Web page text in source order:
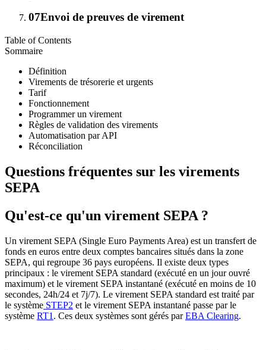
07Envoi de preuves de virement
Table of Contents
Sommaire
Définition
Virements de trésorerie et urgents
Tarif
Fonctionnement
Programmer un virement
Règles de validation des virements
Automatisation par API
Réconciliation
Questions fréquentes sur les virements
SEPA
Qu'est-ce qu'un virement SEPA ?
Un virement SEPA (Single Euro Payments Area) est un transfert de
fonds en euros entre deux comptes bancaires situés dans la zone
SEPA, qui regroupe 36 pays européens. Il existe deux types
principaux : le virement SEPA standard (exécuté en un jour ouvré
maximum) et le virement SEPA instantané (exécuté en moins de 10
secondes, 24h/24 et 7j/7). Le virement SEPA standard est traité par
le système STEP2 et le virement SEPA instantané passe par le
système RT1 . Ces deux systèmes sont gérés parEBA Clearing.